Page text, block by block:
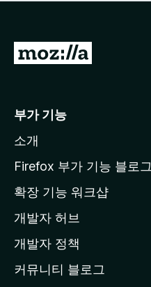
점
습
니
M
l
a
페
이
지
이
부가 기능
소개
Firefox 부가 기능 블로그
확장 기능 워크샵
개발자 허브
개발자 정책
커뮤니티 블로그